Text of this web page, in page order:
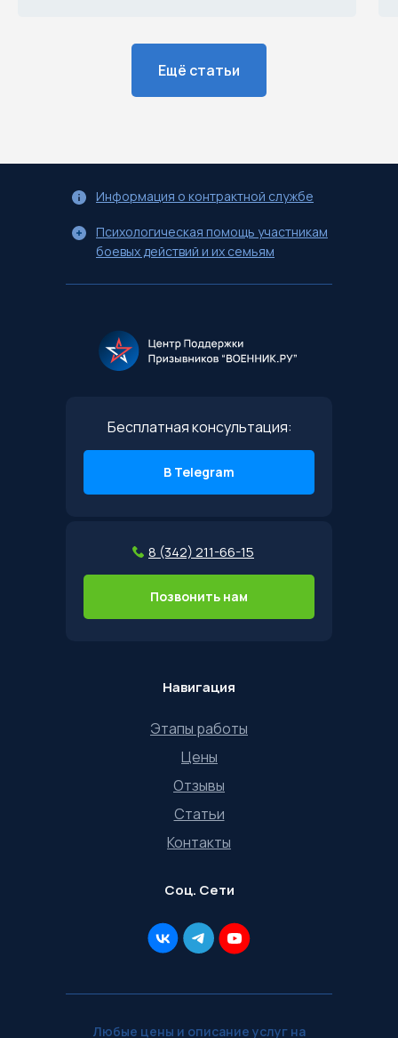
Ещё статьи
Отзывы
Контакты
Цены
Статьи
Навигация
Этапы работы
Соц. Сети
Бесплатная консультация:
В Telegram
8 (342) 211-66-15
Позвонить нам
Информация о контрактной службе
Психологическая помощь участникам
боевых действий и их семьям
Любые цены и описание услуг на